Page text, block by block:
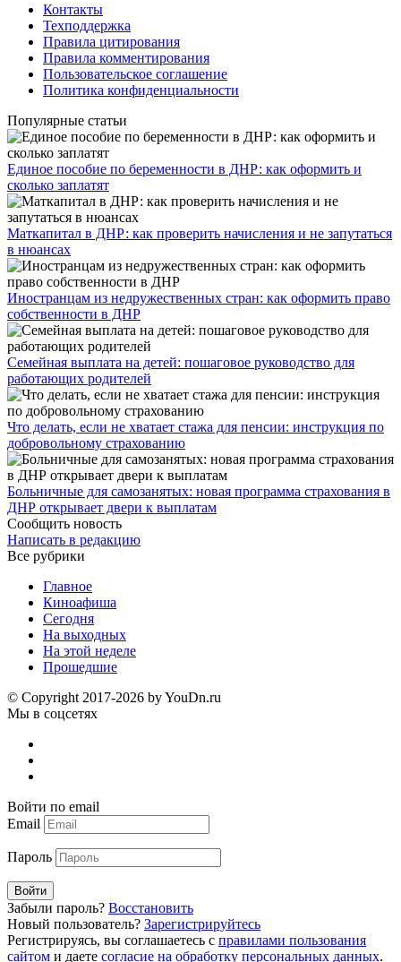
Контакты
Техподдержка
Правила цитирования
Правила комментирования
Пользовательское соглашение
Политика конфиденциальности
Популярные статьи
Единое пособие по беременности в ДНР: как оформить и
сколько заплатят
​Маткапитал в ДНР: как проверить начисления и не запутаться
в нюансах
Иностранцам из недружественных стран: как оформить право
собственности в ДНР
Семейная выплата на детей: пошаговое руководство для
работающих родителей
Что делать, если не хватает стажа для пенсии: инструкция по
добровольному страхованию
Больничные для самозанятых: новая программа страхования в
ДНР открывает двери к выплатам
Сообщить новость
Написать в редакцию
Все рубрики
Главное
Киноафиша
Сегодня
На выходных
На этой неделе
Прошедшие
© Copyright 2017-2026 by YouDn.ru
Мы в соцсетях
Войти по email
Email
Пароль
Войти
Забыли пароль? Восстановить
Новый пользователь? Зарегистрируйтесь
Регистрируясь, вы соглашаетесь с правилами пользования
сайтом и даете согласие на обработку персональных данных.